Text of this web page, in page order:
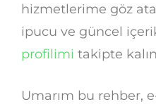
hizmetlerime göz
ipucu ve güncel
profilimi takipte
Umarım bu rehber,